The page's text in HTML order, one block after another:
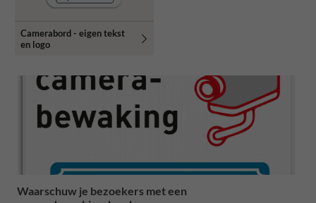
Camerabord - eigen tekst
en logo
Waarschuw je bezoekers met een